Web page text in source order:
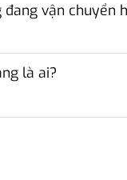
vận chuyển
là ai?